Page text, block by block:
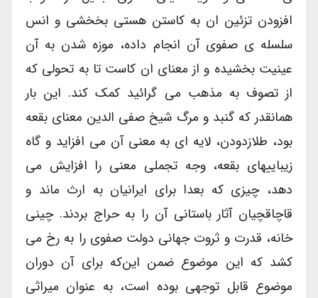
افزودن تزئین ان به کاستن هستی بخخشی و انس
سلسله ی صفوی آن انجام داده، موزه شدن به آن
عینیت بخشیده و از معنای ان کاست تا به تحولی که
از تصوف به مذهب می گرائید کمک کند. این بار
همانقدر که گنبد و مرگ شیخ صفی الدین معنای بقعه
بود، طلازدودن، لایه ای به معنی آن می افزاید و گاه
زیباییهای بقعه، وجه تجملی معنی را افزایش می
دهد، چیزی که بعدا برای ایرانیان به ارث ماند و
قاچاقچیان آثار باستانی آن را به حراج بردند. چینی
خانه، قدرت و ثروت جهانی دولت صفوی را به رخ می
کشد که این موضوع ضمن این‌که برای آن دوران
موضوع قابل توجهی بوده است، به عنوان میراثی